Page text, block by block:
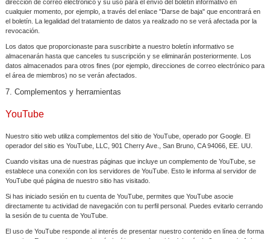
dirección de correo electrónico y su uso para el envío del boletín informativo en
cualquier momento, por ejemplo, a través del enlace "Darse de baja" que encontrará en
el boletín. La legalidad del tratamiento de datos ya realizado no se verá afectada por la
revocación.
Los datos que proporcionaste para suscribirte a nuestro boletín informativo se
almacenarán hasta que canceles tu suscripción y se eliminarán posteriormente. Los
datos almacenados para otros fines (por ejemplo, direcciones de correo electrónico para
el área de miembros) no se verán afectados.
7. Complementos y herramientas
YouTube
Nuestro sitio web utiliza complementos del sitio de YouTube, operado por Google. El
operador del sitio es YouTube, LLC, 901 Cherry Ave., San Bruno, CA 94066, EE. UU.
Cuando visitas una de nuestras páginas que incluye un complemento de YouTube, se
establece una conexión con los servidores de YouTube. Esto le informa al servidor de
YouTube qué página de nuestro sitio has visitado.
Si has iniciado sesión en tu cuenta de YouTube, permites que YouTube asocie
directamente tu actividad de navegación con tu perfil personal. Puedes evitarlo cerrando
la sesión de tu cuenta de YouTube.
El uso de YouTube responde al interés de presentar nuestro contenido en línea de forma